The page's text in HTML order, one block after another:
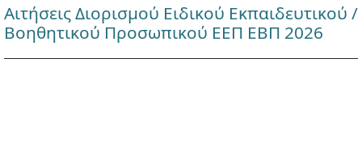
Αιτήσεις Διορισμού Ειδικού Εκπαιδευτικού /
Βοηθητικού Προσωπικού ΕΕΠ ΕΒΠ 2026